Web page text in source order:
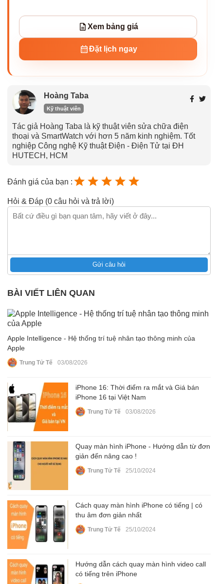
Xem bảng giá
Đặt lịch ngay
Hoàng Taba
Kỹ thuật viên
Tác giả Hoàng Taba là kỹ thuật viên sửa chữa điện
thoại và SmartWatch với hơn 5 năm kinh nghiệm. Tốt
nghiệp Công nghệ Kỹ thuật Điện - Điện Tử tại ĐH
HUTECH, HCM
Đánh giá của bạn :
Hỏi & Đáp (0 câu hỏi và trả lời)
Gửi câu hỏi
BÀI VIẾT LIÊN QUAN
Apple Intelligence - Hệ thống trí tuệ nhân tạo thông minh của
Apple
Trung Tử Tế 03/08/2026
iPhone 16: Thời điểm ra mắt và Giá bán
iPhone 16 tại Việt Nam
Trung Tử Tế 03/08/2026
Quay màn hình iPhone - Hướng dẫn từ đơn
giản đến nâng cao !
Trung Tử Tế 25/10/2024
Cách quay màn hình iPhone có tiếng | có
thu âm đơn giản nhất
Trung Tử Tế 25/10/2024
Hướng dẫn cách quay màn hình video call
có tiếng trên iPhone